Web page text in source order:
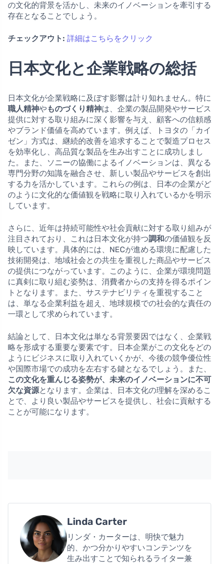
の文化的背景を活かし、未来のイノベーションを牽引する
存在となることでしょう。
チェックアウト: 詳細はこちらをクリック
日本文化と企業戦略の総括
日本文化が企業戦略に及ぼす影響は計り知れません。特に
職人精神やものづくり精神は、企業の製品開発やサービス
提供に対する取り組みに深く影響を与え、顧客への信頼感
やブランド価値を高めています。例えば、トヨタの「カイ
ゼン」方式は、継続的改善を追求することで製造プロセス
を効率化し、高品質な製品を生み出すことに成功しまし
た。また、ソニーの協働によるイノベーションは、異なる
専門分野の知識を融合させ、新しい製品やサービスを創出
する力を活かしています。これらの例は、日本の企業がど
のように文化的な価値観を戦略に取り入れているかを明示
しています。
さらに、近年は持続可能性や社会貢献に対する取り組みが
注目されており、これは日本文化が持つ調和の価値観を反
映しています。具体的には、NECが進める環境に配慮した
技術開発は、地域社会との共生を重視した商品やサービス
の提供につながっています。このように、企業が環境問題
に真剣に取り組む姿勢は、消費者からの支持を得るポイン
トとなります。また、サステナビリティを重視すること
は、単なる企業利益を超え、地球規模での社会的な責任の
一環として求められています。
結論として、日本文化は単なる背景要因ではなく、企業戦
略を形成する重要な要素です。日本企業がこの文化をどの
ようにビジネスに取り入れていくかが、今後の競争優位性
や国際市場での成功を左右する鍵となるでしょう。また、
この文化を重んじる姿勢が、未来のイノベーションに不可
欠な資源となります。企業は、日本文化の理解を深めるこ
とで、より良い製品やサービスを提供し、社会に貢献する
ことが可能になります。
Linda Carter
リンダ・カーターは、明快で魅力
的、かつ分かりやすいコンテンツを
生み出すことで知られるライター兼